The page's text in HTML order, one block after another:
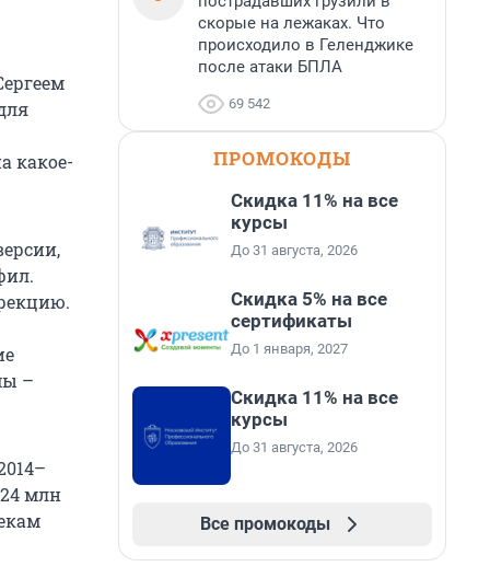
какое-
–
млн
скорые на лежаках. Что
происходило в Геленджике
после атаки БПЛА
69 542
ПРОМОКОДЫ
Скидка 11% на все
курсы
До 31 августа, 2026
Скидка 5% на все
сертификаты
До 1 января, 2027
Скидка 11% на все
курсы
До 31 августа, 2026
Все промокоды